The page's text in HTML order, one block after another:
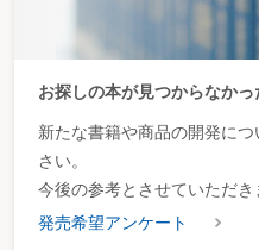
お探しの本が見つからなかっ
新たな書籍や商品の開発に
さい。
今後の参考とさせていただき
発売希望アンケート